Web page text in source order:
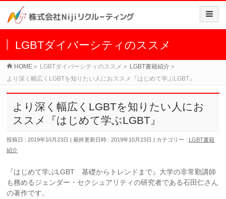
LGBTダイバーシティのススメ
HOME » LGBTダイバーシティのススメ » LGBT書籍紹介 »
より深く幅広くLGBTを知りたい人におススメ『はじめて学ぶLGBT』
より深く幅広くLGBTを知りたい人にお
ススメ『はじめて学ぶLGBT』
投稿日 : 2019年10月23日 最終更新日時 : 2019年10月23日 カテゴリー : LGBT書籍
紹介
『はじめて学ぶLGBT 基礎からトレンドまで』大学の非常勤講師
も務めるジェンダー・セクシュアリティの研究者である石田仁さん
の著作です。